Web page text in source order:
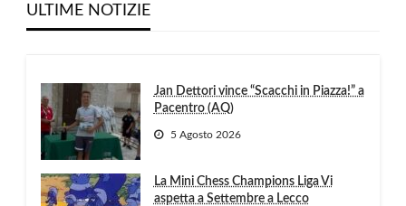
ULTIME NOTIZIE
Jan Dettori vince “Scacchi in Piazza!” a
Pacentro (AQ)
5 Agosto 2026
La Mini Chess Champions Liga Vi
aspetta a Settembre a Lecco